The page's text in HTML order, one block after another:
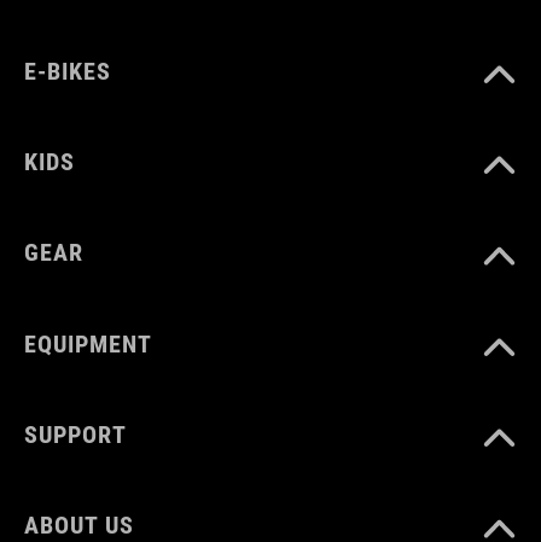
E-BIKES
KIDS
GEAR
EQUIPMENT
SUPPORT
ABOUT US